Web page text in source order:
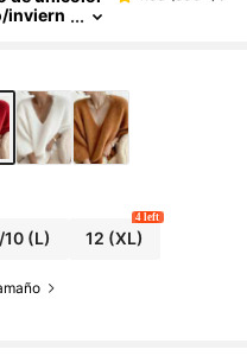
inviern
10 (L) 12 (XL)
4 left